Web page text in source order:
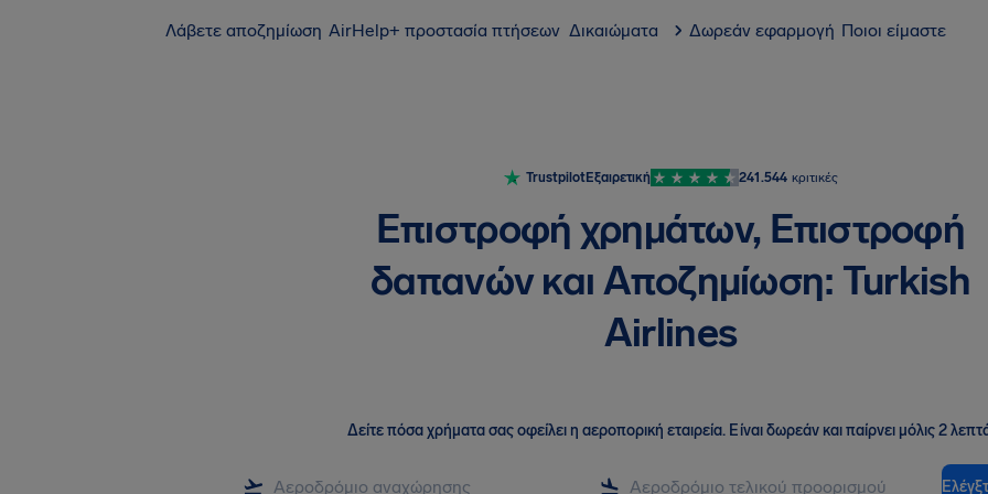
Λάβετε αποζημίωση AirHelp+ προστασία πτήσεων Δικαιώματα Δωρεάν εφαρμογή Ποιοι είμαστε
TrustpilotΕξαιρετική 241.544 κριτικές
Επιστροφή χρημάτων, Επιστροφή
δαπανών και Αποζημίωση: Turkish
Airlines
Δείτε πόσα χρήματα σας οφείλει η αεροπορική εταιρεία. Είναι δωρεάν και παίρνει μόλις 2